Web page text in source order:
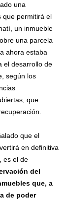
una
que permitirá el
un inmueble
una parcela
ahora estaba
el desarrollo de
según los
que
que el
en definitiva
es el de
del
que, a
de poder